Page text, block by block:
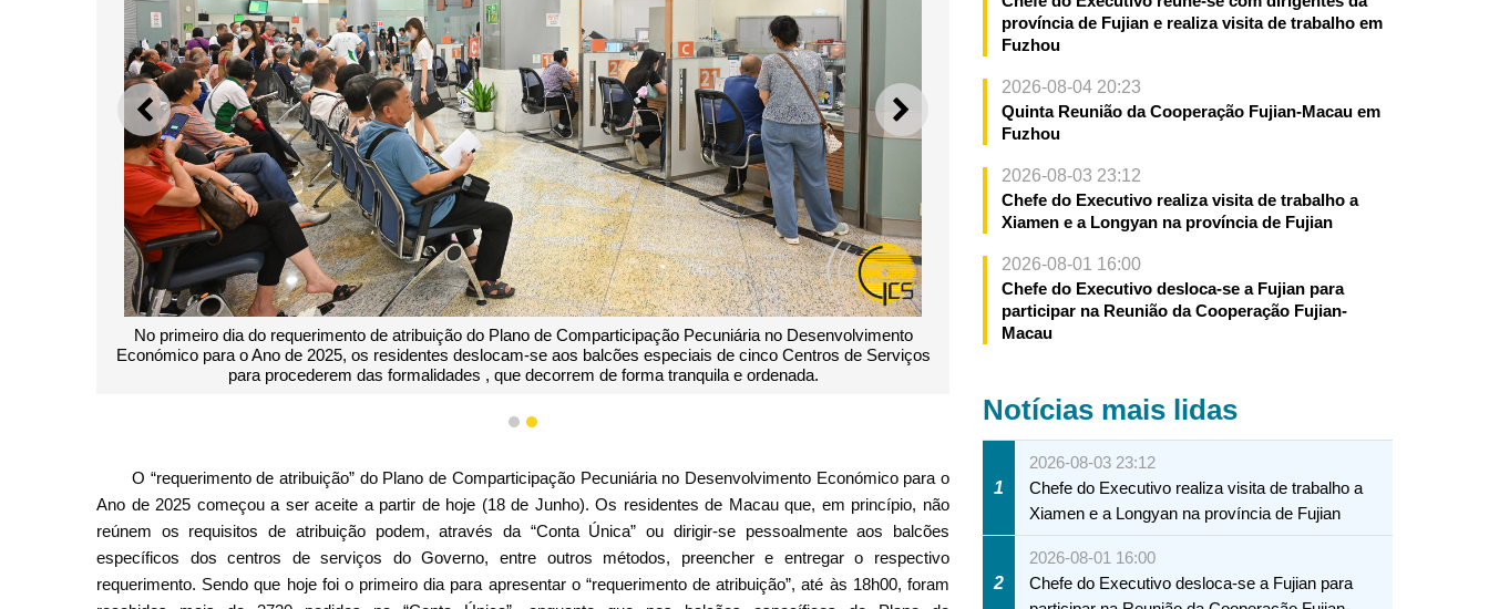
ANTERIOR SEGUINTE
No primeiro dia do requerimento de atribuição do Plano de Comparticipação Pecuniária no Desenvolvimento
Económico para o Ano de 2025, os residentes deslocam-se aos balcões especiais de cinco Centros de Serviços
para procederem das formalidades , que decorrem de forma tranquila e ordenada.
1 2
O “requerimento de atribuição” do Plano de Comparticipação Pecuniária no Desenvolvimento Económico para o
Ano de 2025 começou a ser aceite a partir de hoje (18 de Junho). Os residentes de Macau que, em princípio, não
reúnem os requisitos de atribuição podem, através da “Conta Única” ou dirigir-se pessoalmente aos balcões
específicos dos centros de serviços do Governo, entre outros métodos, preencher e entregar o respectivo
requerimento. Sendo que hoje foi o primeiro dia para apresentar o “requerimento de atribuição”, até às 18h00, foram
província de Fujian e realiza visita de trabalho em
Fuzhou
2026-08-04 20:23
Quinta Reunião da Cooperação Fujian-Macau em
Fuzhou
2026-08-03 23:12
Chefe do Executivo realiza visita de trabalho a
Xiamen e a Longyan na província de Fujian
2026-08-01 16:00
Chefe do Executivo desloca-se a Fujian para
participar na Reunião da Cooperação Fujian-
Macau
Notícias mais lidas
1
2026-08-03 23:12
Chefe do Executivo realiza visita de trabalho a
Xiamen e a Longyan na província de Fujian
2
2026-08-01 16:00
Chefe do Executivo desloca-se a Fujian para